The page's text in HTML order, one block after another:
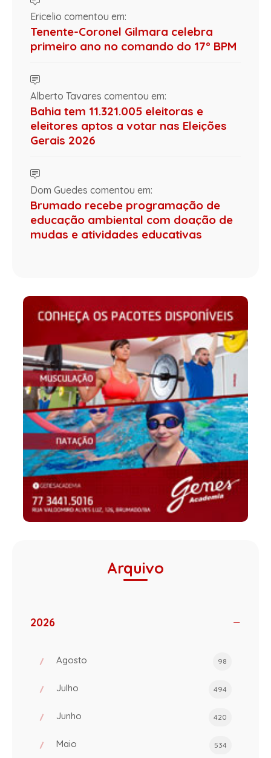
Ericelio comentou em:
Tenente-Coronel Gilmara celebra
primeiro ano no comando do 17º BPM
Alberto Tavares comentou em:
Bahia tem 11.321.005 eleitoras e
eleitores aptos a votar nas Eleições
Gerais 2026
Dom Guedes comentou em:
Brumado recebe programação de
educação ambiental com doação de
mudas e atividades educativas
Arquivo
2026
Agosto 98
Julho 494
Junho 420
Maio 534